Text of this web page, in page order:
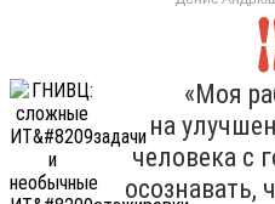
«Моя
на
человека с